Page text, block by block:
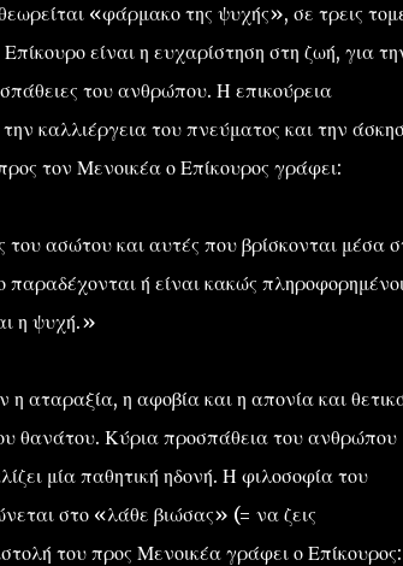
«φάρμακο της ψυχής», σε τρεις
είναι η ευχαρίστηση στη ζωή, για
του ανθρώπου. Η επικούρεια
καλλιέργεια του πνεύματος και την
τον Μενοικέα ο Επίκουρος γράφει:
ασώτου και αυτές που βρίσκονται μέσα
παραδέχονται ή είναι κακώς
η ψυχή.»
η αταραξία, η αφοβία και η απονία και
θανάτου. Κύρια προσπάθεια του ανθρώπου
μία παθητική ηδονή. Η φιλοσοφία του
στο «λάθε βιώσας» (= να ζεις
του προς Μενοικέα γράφει ο Επίκουρος: